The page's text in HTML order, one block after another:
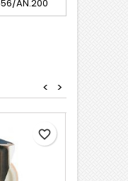
AN.200
>
<
favorite_border